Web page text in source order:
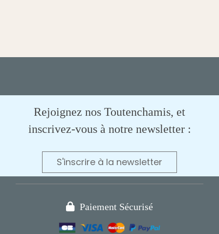
Rejoignez nos Toutenchamis, et
inscrivez-vous à notre newsletter :
S'inscrire à la newsletter
 Paiement Sécurisé